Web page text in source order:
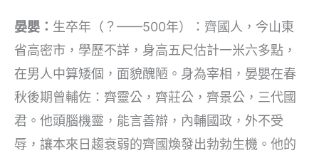
晏嬰： 生卒年（？——500年）：齊國人，今山東
省高密市，學歷不詳，身高五尺估計一米六多點，
在男人中算矮個，面貌醜陋。身為宰相，晏嬰在春
秋後期曾輔佐：齊靈公，齊莊公，齊景公，三代國
君。他頭腦機靈，能言善辯，內輔國政，外不受
辱，讓本來日趨衰弱的齊國煥發出勃勃生機。他的